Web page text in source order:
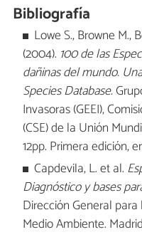
Bibliografía
Lowe S., Browne M.,
(2004). 100 de las
dañinas del mundo.
Species Database.
Invasoras (GEEI),
(CSE) de la Unión
12pp. Primera edición,
Capdevila, L. et al.
Diagnóstico y bases
Dirección General
Medio Ambiente.